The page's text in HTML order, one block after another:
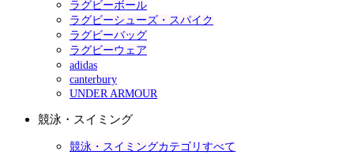
ラグビーボール
ラグビーシューズ・スパイク
ラグビーバッグ
ラグビーウェア
adidas
canterbury
UNDER ARMOUR
競泳・スイミング
競泳・スイミングカテゴリすべて